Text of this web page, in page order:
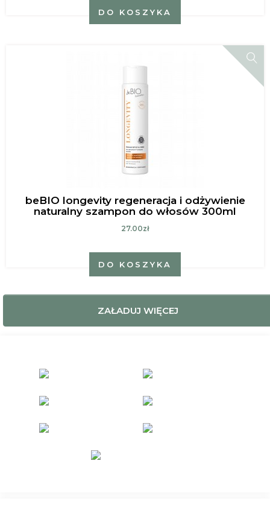
DO KOSZYKA
beBIO longevity regeneracja i odżywienie
naturalny szampon do włosów 300ml
27.00zł
DO KOSZYKA
ZAŁADUJ WIĘCEJ